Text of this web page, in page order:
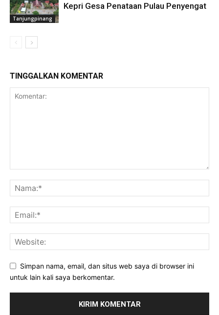
Tanjungpinang
Kepri Gesa Penataan Pulau Penyengat
TINGGALKAN KOMENTAR
Simpan nama, email, dan situs web saya di browser ini
untuk lain kali saya berkomentar.